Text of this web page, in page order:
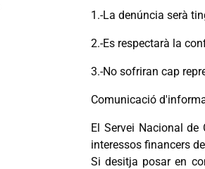
1.-La denúncia serà
2.-Es respectarà la
3.-No sofriran cap
Comunicació
El Servei Nacional
interessos financers
Si desitja posar en